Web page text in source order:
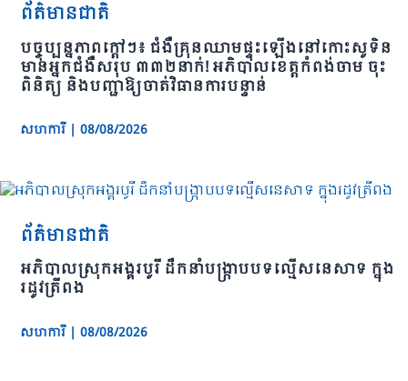
ព័ត៌មានជាតិ
បច្ចុប្បន្នភាពក្តៅៗ៖ ជំងឺគ្រុនឈាមផ្ទុះឡើងនៅកោះសូទិន
មានអ្នកជំងឺសរុប ៣៣២នាក់! អភិបាលខេត្តកំពង់ចាម ចុះ
ពិនិត្យ និងបញ្ជាឱ្យចាត់វិធានការបន្ទាន់
សហការី | 08/08/2026
ព័ត៌មានជាតិ
អភិបាលស្រុកអង្គរបូរី ដឹកនាំបង្ក្រាបបទល្មើសនេសាទ ក្នុង
រដូវត្រីពង
សហការី | 08/08/2026